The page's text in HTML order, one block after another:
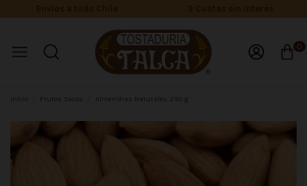
0
Inicio Frutos Secos Almendras Naturales 250 g